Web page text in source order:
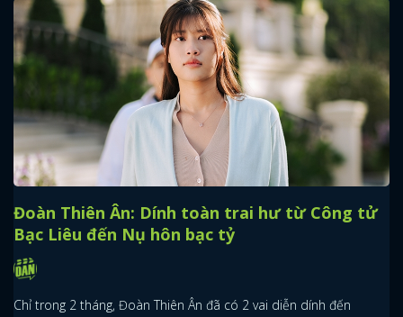
Đoàn Thiên Ân: Dính toàn trai hư từ Công tử
Bạc Liêu đến Nụ hôn bạc tỷ
Chỉ trong 2 tháng, Đoàn Thiên Ân đã có 2 vai diễn dính đến